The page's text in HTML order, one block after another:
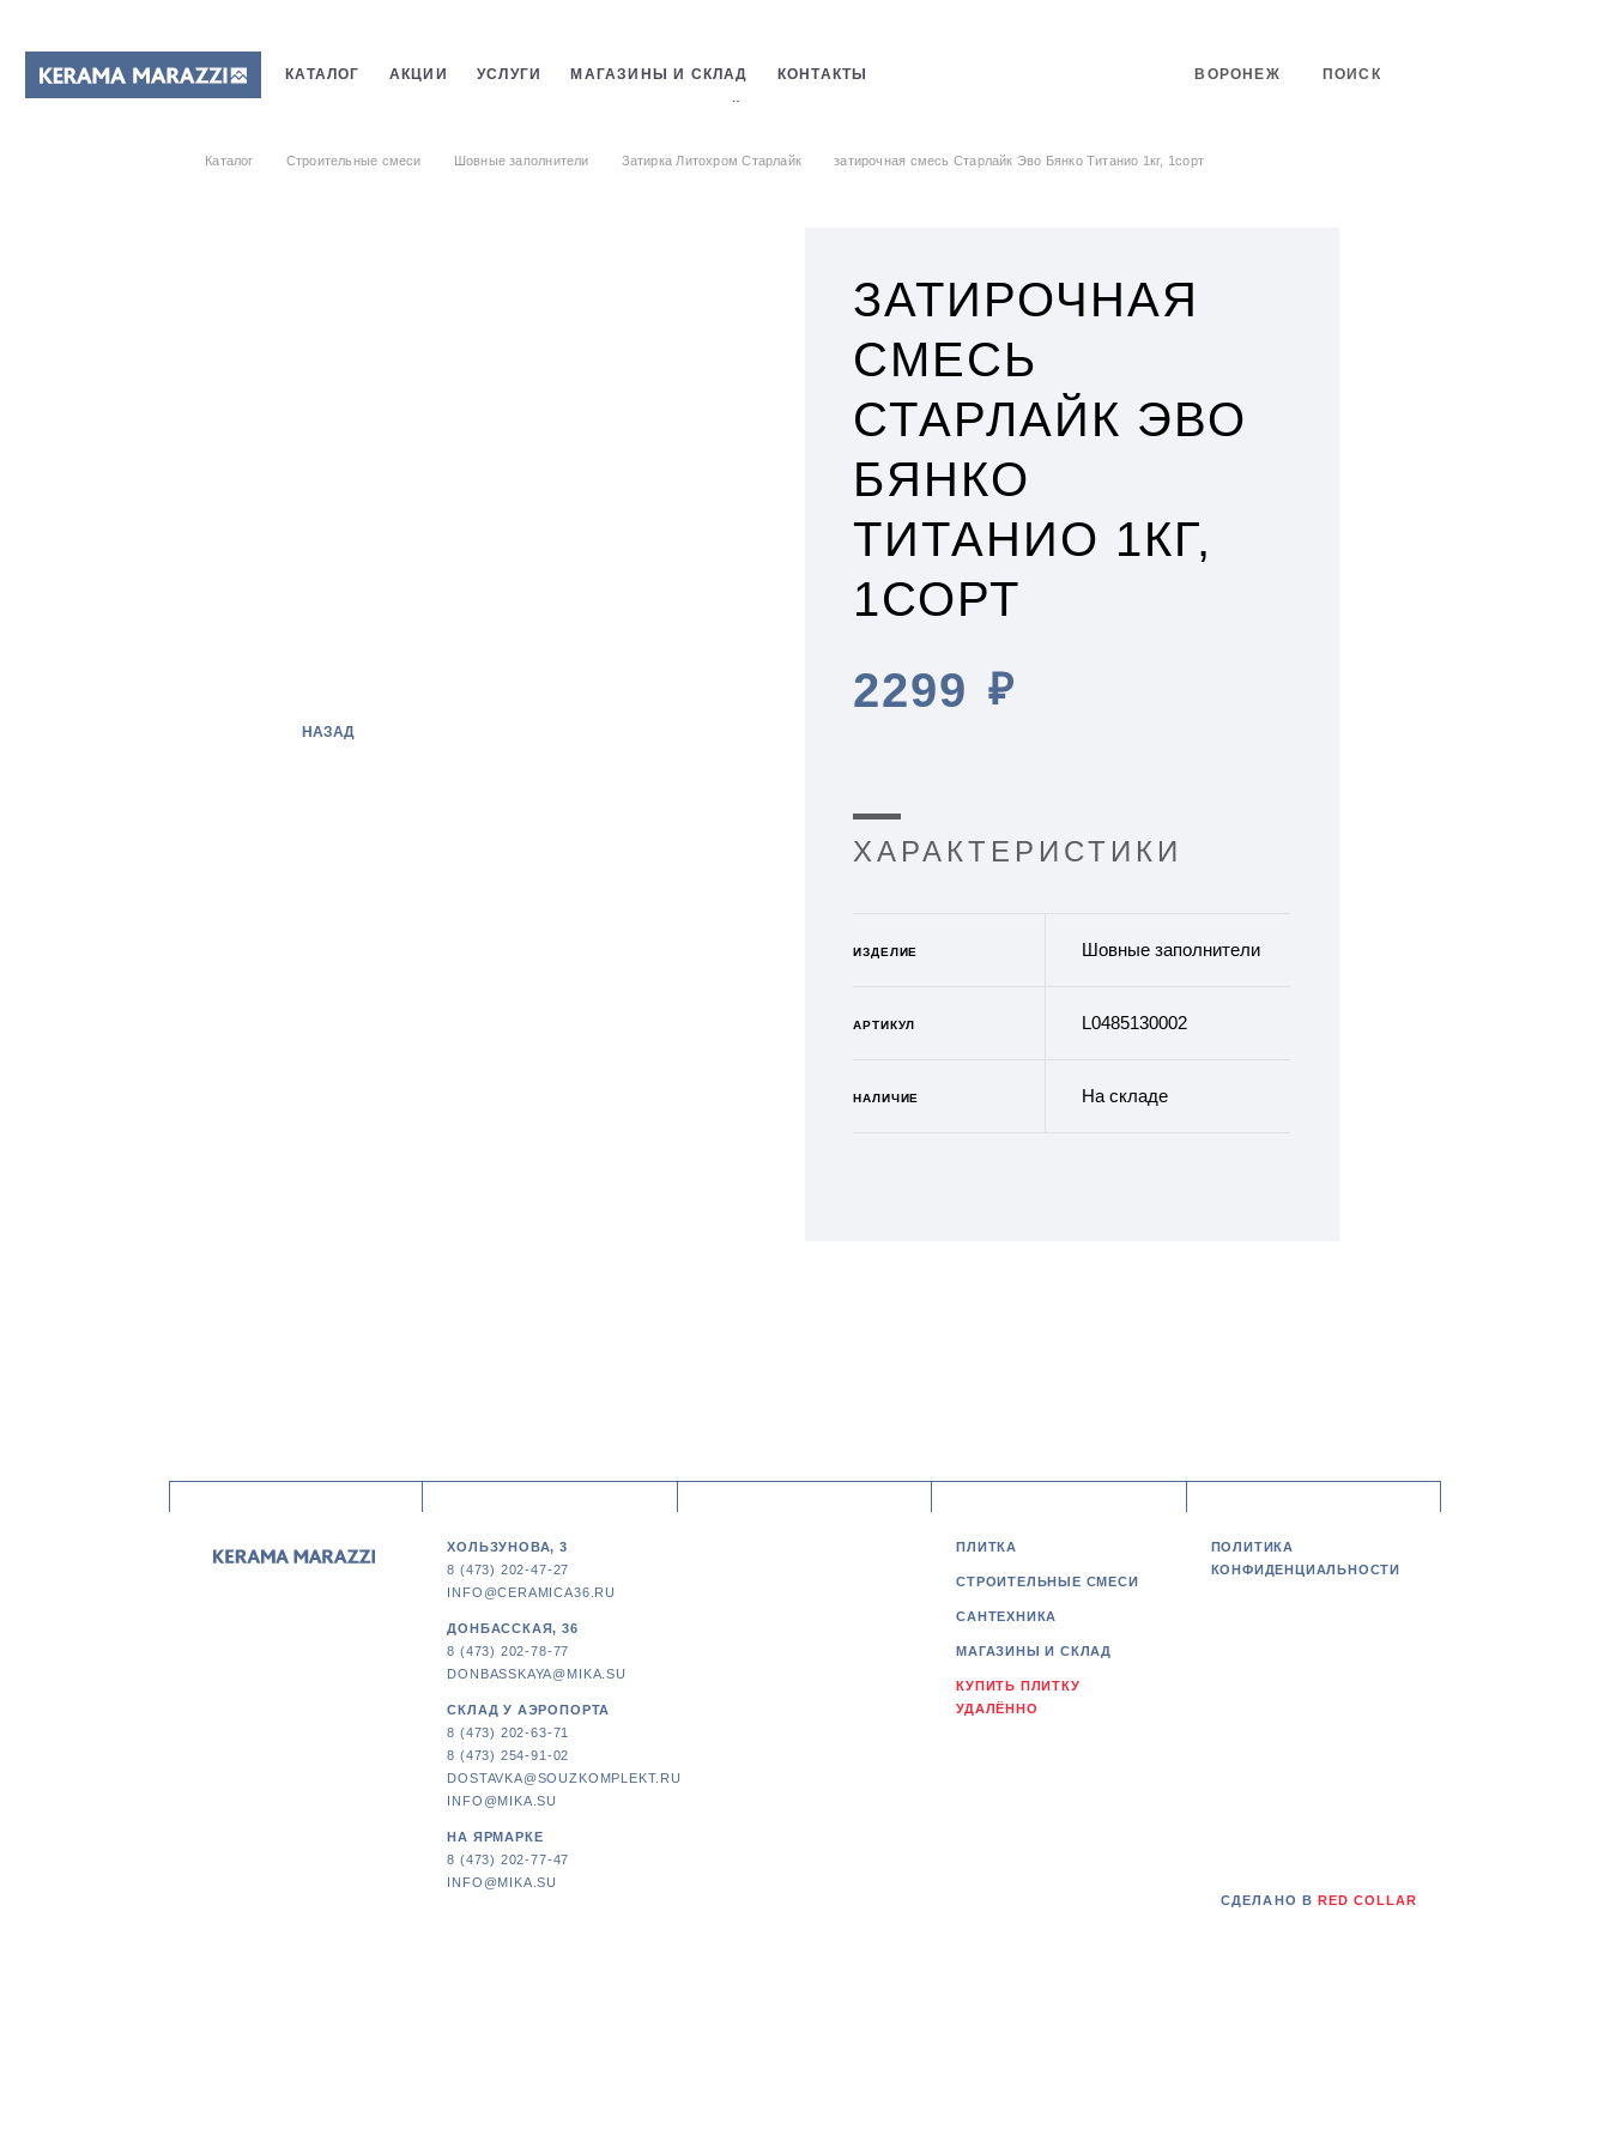
КАТАЛОГ АКЦИИ УСЛУГИ МАГАЗИНЫ И СКЛАД КОНТАКТЫ
Каталог Строительные смеси Шовные заполнители Затирка Литохром Старлайк затирочная смесь Старлайк Эво Бянко Титанио 1кг, 1сорт
ПОИСК
ВОРОНЕЖ
НАЗАД
ЗАТИРОЧНАЯ
СМЕСЬ
СТАРЛАЙК ЭВО
БЯНКО
ТИТАНИО 1КГ,
1СОРТ
2299 ₽
ХАРАКТЕРИСТИКИ
ИЗДЕЛИЕ Шовные заполнители
АРТИКУЛ L0485130002
НАЛИЧИЕ На складе
ХОЛЬЗУНОВА, 3
8 (473) 202-47-27
INFO@CERAMICA36.RU
ДОНБАССКАЯ, 36
8 (473) 202-78-77
DONBASSKAYA@MIKA.SU
СКЛАД У АЭРОПОРТА
8 (473) 202-63-71
8 (473) 254-91-02
DOSTAVKA@SOUZKOMPLEKT.RU
INFO@MIKA.SU
НА ЯРМАРКЕ
8 (473) 202-77-47
INFO@MIKA.SU
ПЛИТКА
СТРОИТЕЛЬНЫЕ СМЕСИ
САНТЕХНИКА
МАГАЗИНЫ И СКЛАД
КУПИТЬ ПЛИТКУ
УДАЛЁННО
ПОЛИТИКА
КОНФИДЕНЦИАЛЬНОСТИ
СДЕЛАНО В RED COLLAR